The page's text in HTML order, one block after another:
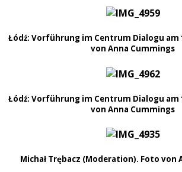
Łódź: Vorführung im Centrum Dialogu am
von Anna Cummings
Łódź: Vorführung im Centrum Dialogu am
von Anna Cummings
Michał Trębacz (Moderation). Foto von